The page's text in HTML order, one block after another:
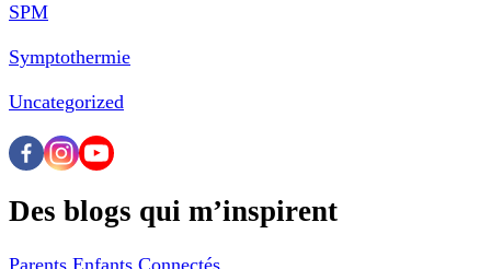
SPM
Symptothermie
Uncategorized
Des blogs qui m’inspirent
Parents Enfants Connectés